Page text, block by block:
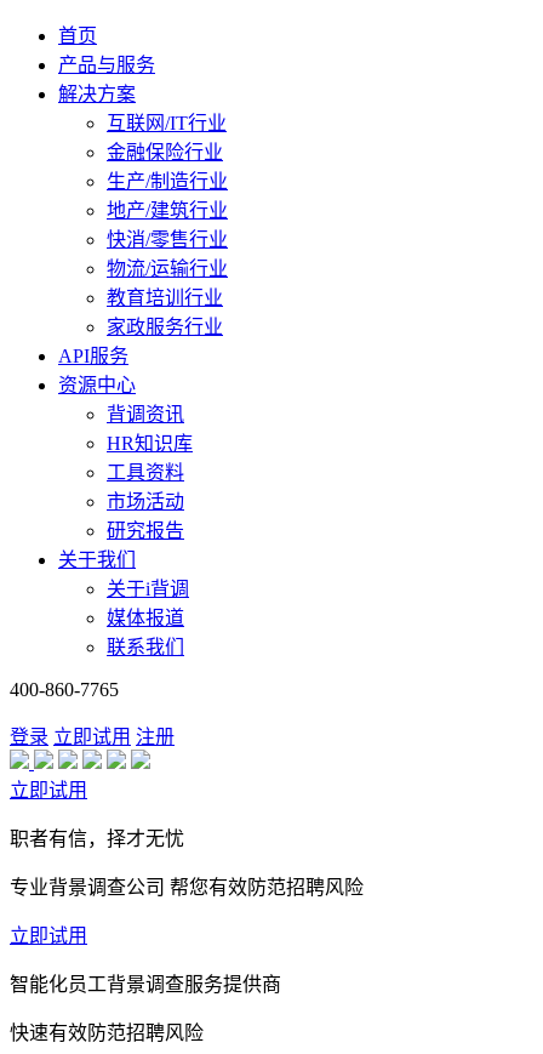
首页
产品与服务
解决方案
互联网/IT行业
金融保险行业
生产/制造行业
地产/建筑行业
快消/零售行业
物流/运输行业
教育培训行业
家政服务行业
API服务
资源中心
背调资讯
HR知识库
工具资料
市场活动
研究报告
关于我们
关于i背调
媒体报道
联系我们
400-860-7765
登录 立即试用 注册
立即试用
职者有信，择才无忧
专业背景调查公司 帮您有效防范招聘风险
立即试用
智能化员工背景调查服务提供商
快速有效防范招聘风险